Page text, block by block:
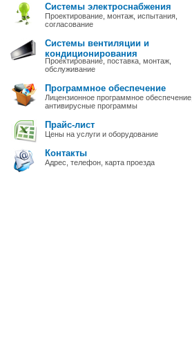
Системы электроснабжения
Проектирование, монтаж, испытания,
согласование
Системы вентиляции и
кондиционирования
Проектирование, поставка, монтаж,
обслуживание
Программное обеспечение
Лицензионное программное обеспечение,
антивирусные программы
Прайс-лист
Цены на услуги и оборудование
Контакты
Адрес, телефон, карта проезда